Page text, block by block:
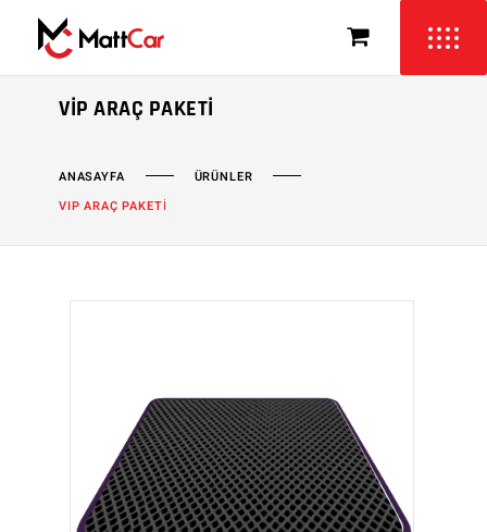
VIP ARAÇ PAKETI
ANASAYFA
ÜRÜNLER
VIP ARAÇ PAKETİ